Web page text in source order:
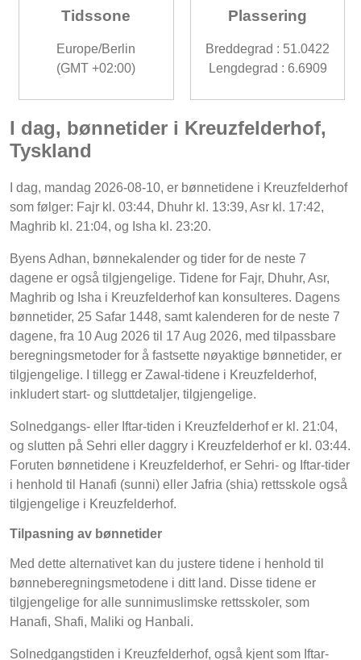
Tidssone
Europe/Berlin
(GMT +02:00)
Plassering
Breddegrad : 51.0422
Lengdegrad : 6.6909
I dag, bønnetider i Kreuzfelderhof,
Tyskland
I dag, mandag 2026-08-10, er bønnetidene i Kreuzfelderhof
som følger: Fajr kl. 03:44, Dhuhr kl. 13:39, Asr kl. 17:42,
Maghrib kl. 21:04, og Isha kl. 23:20.
Byens Adhan, bønnekalender og tider for de neste 7
dagene er også tilgjengelige. Tidene for Fajr, Dhuhr, Asr,
Maghrib og Isha i Kreuzfelderhof kan konsulteres. Dagens
bønnetider, 25 Safar 1448, samt kalenderen for de neste 7
dagene, fra 10 Aug 2026 til 17 Aug 2026, med tilpassbare
beregningsmetoder for å fastsette nøyaktige bønnetider, er
tilgjengelige. I tillegg er Zawal-tidene i Kreuzfelderhof,
inkludert start- og sluttdetaljer, tilgjengelige.
Solnedgangs- eller Iftar-tiden i Kreuzfelderhof er kl. 21:04,
og slutten på Sehri eller daggry i Kreuzfelderhof er kl. 03:44.
Foruten bønnetidene i Kreuzfelderhof, er Sehri- og Iftar-tider
i henhold til Hanafi (sunni) eller Jafria (shia) rettsskole også
tilgjengelige i Kreuzfelderhof.
Tilpasning av bønnetider
Med dette alternativet kan du justere tidene i henhold til
bønneberegningsmetodene i ditt land. Disse tidene er
tilgjengelige for alle sunnimuslimske rettsskoler, som
Hanafi, Shafi, Maliki og Hanbali.
Solnedgangstiden i Kreuzfelderhof, også kjent som Iftar-